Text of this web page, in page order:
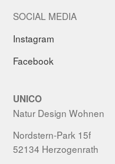
SOCIAL MEDIA
Instagram
Facebook
UNICO
Natur Design Wohnen
Nordstern-Park 15f
52134 Herzogenrath